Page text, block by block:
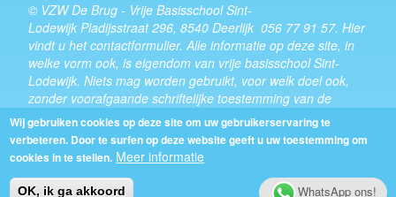
© VZW De Brug - Vrije Basisschool Sint-
Lodewijk Pladijsstraat 296, 8540 Deerlijk 056 77 91 57. Hier
vindt u hetcontactformulier. Alle informatie op deze site, in
welke vorm ook, is eigendom van vrije basisschool Sint-
Lodewijk. Niets mag worden gebruikt, voor welk doel ook,
zonder voorafgaande schriftelijke toestemming van de
schooldirecteur.
Design:Kevin Van Eenoo
WhatsApp ons!
Wij gebruiken cookies op deze site om uw gebruikerservaring te
verbeteren. Door te surfen op deze website geeft u uw toestemming om
cookies in te stellen. Meer informatie
OK, ik ga akkoord